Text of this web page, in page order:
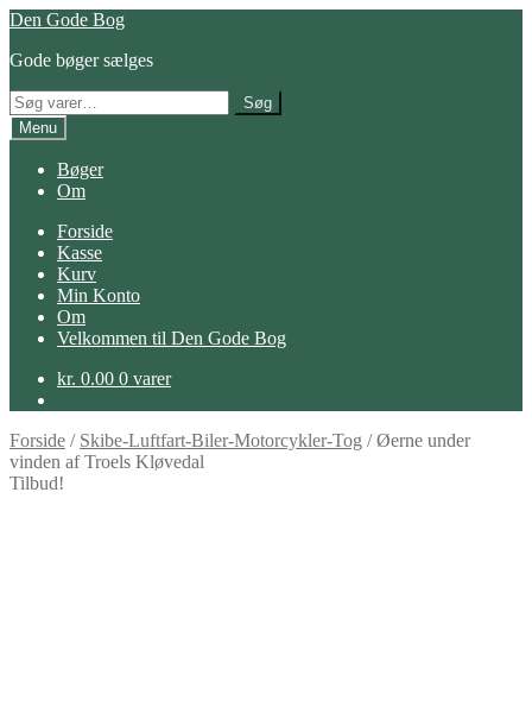
Spring
navigation
Spring
indhold
Den Gode Bog
Gode bøger sælges
Søg
efter:
Søg
Menu
Bøger
Om
Forside
Kasse
Kurv
Min Konto
Om
Velkommen til Den Gode Bog
kr. 0.00 0 varer
Forside / Skibe-Luftfart-Biler-Motorcykler-Tog /Øerne under
vinden af Troels Kløvedal
Tilbud!